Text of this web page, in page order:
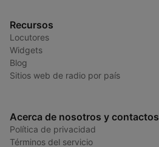
Recursos
Locutores
Widgets
Blog
Sitios web de radio por país
Acerca de nosotros y contactos
Política de privacidad
Términos del servicio